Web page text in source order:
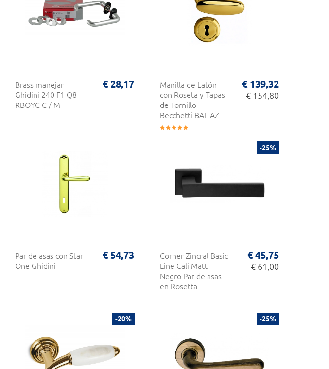
Brass manejar
Ghidini 240 F1 Q8
RBOYC C / M
€ 28,17
Manilla de Latón
con Roseta y Tapas
de Tornillo
Becchetti BAL AZ
€ 139,32
€ 154,80
Par de asas con Star
One Ghidini
€ 54,73
-25%
Corner Zincral Basic
Line Cali Matt
Negro Par de asas
en Rosetta
€ 45,75
€ 61,00
-20% -25%